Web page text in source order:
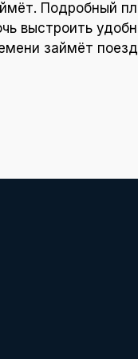
Подробный
выстроить
займёт